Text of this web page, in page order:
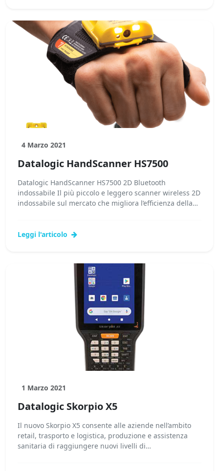
4 Marzo 2021
Datalogic HandScanner HS7500
Datalogic HandScanner HS7500 2D Bluetooth
indossabile Il più piccolo e leggero scanner wireless 2D
indossabile sul mercato che migliora l’efficienza della
Leggi l'articolo
1 Marzo 2021
Datalogic Skorpio X5
Il nuovo Skorpio X5 consente alle aziende nell’ambito
retail, trasporto e logistica, produzione e assistenza
sanitaria di raggiungere nuovi livelli di